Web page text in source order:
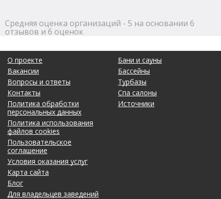
Средняя оценка организаций - 5 на основании 6
отзывов и 6 оценок
О проекте
Вакансии
Вопросы и ответы
Контакты
Политика обработки
персональных данных
Политика использования
файлов cookies
Пользовательское
соглашение
Условия оказания услуг
Карта сайта
Блог
Для владельцев заведений
Бани и сауны
Бассейны
Турбазы
Спа салоны
Источники